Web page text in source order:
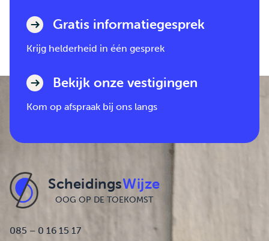
Gratis informatiegesprek
Krijg helderheid in één gesprek
Bekijk onze vestigingen
Kom op afspraak bij ons langs
ScheidingsWijze
OOG OP DE TOEKOMST
085 – 0 16 15 17